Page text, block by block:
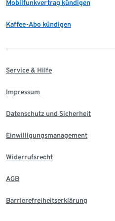
Mobilfunkvertrag kündigen
Kaffee-Abo kündigen
Service & Hilfe
Impressum
Datenschutz und Sicherheit
Einwilligungsmanagement
Widerrufsrecht
AGB
Barrierefreiheitserklärung